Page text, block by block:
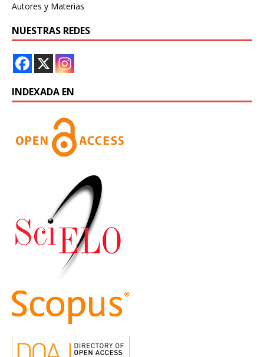
Autores y Materias
NUESTRAS REDES
INDEXADA EN